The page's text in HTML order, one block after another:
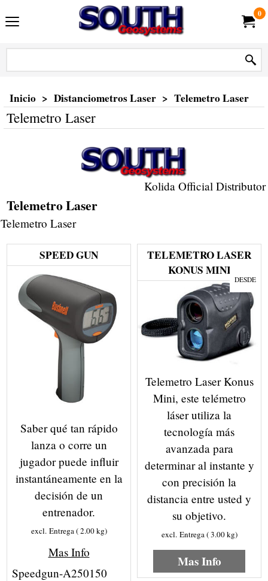
0
Inicio > Distanciometros Laser > Telemetro Laser
Telemetro Laser
Kolida Official Distributor
Telemetro Laser
Telemetro Laser
SPEED GUN
Saber qué tan rápido
lanza o corre un
jugador puede influir
instantáneamente en la
decisión de un
entrenador.
excl. Entrega 2.00kg
Mas Info
Speedgun-A250150
TELEMETRO LASER
KONUS MINI
DESDE
Telemetro Laser Konus
Mini, este telémetro
láser utiliza la
tecnología más
avanzada para
determinar al instante y
con precisión la
distancia entre usted y
su objetivo.
excl. Entrega 3.00kg
Mas Info